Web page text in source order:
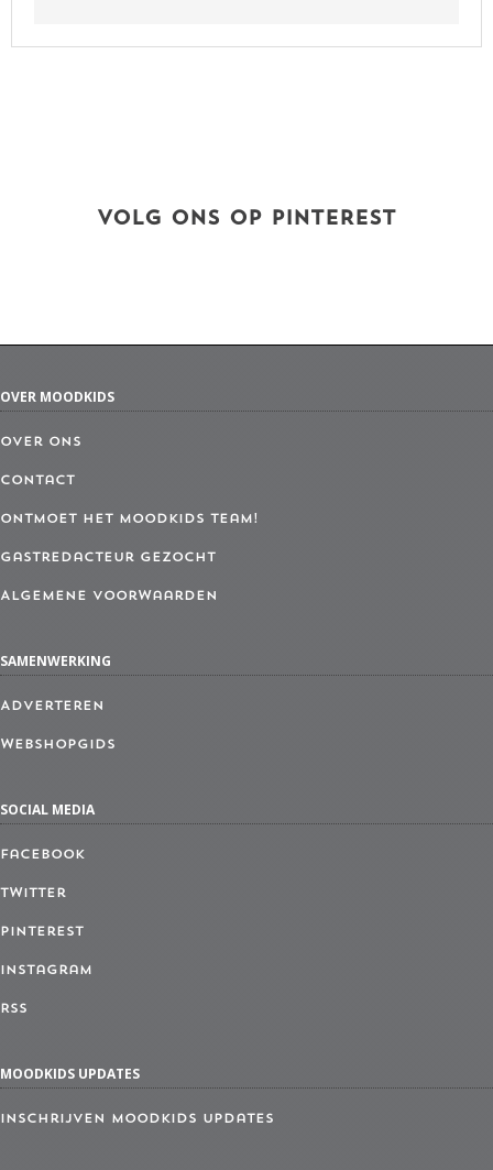
VOLG ONS OP PINTEREST
OVER MOODKIDS
Over ons
Contact
Ontmoet het MoodKids Team!
Gastredacteur gezocht
Algemene Voorwaarden
SAMENWERKING
Adverteren
Webshopgids
SOCIAL MEDIA
Facebook
Twitter
Pinterest
Instagram
RSS
MOODKIDS UPDATES
Inschrijven MoodKids Updates